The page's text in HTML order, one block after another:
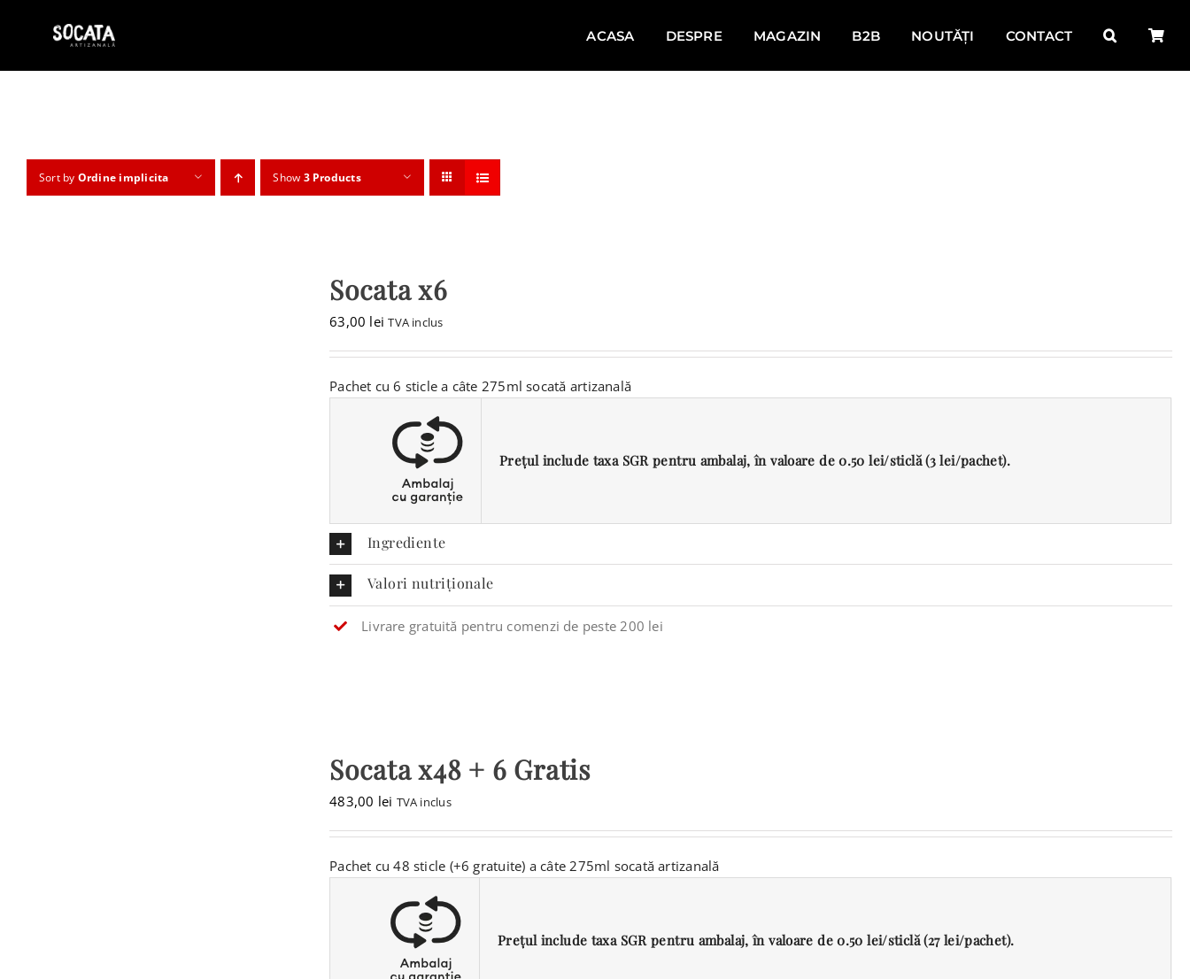
ACASA DESPRE MAGAZIN B2B NOUTĂȚI CONTACT
Sort by Ordine implicita Show 3 Products
Socata x6
63,00 lei TVA inclus
Pachet cu 6 sticle a câte 275ml socată artizanală
Prețul include taxa SGR pentru ambalaj, în valoare de 0.50 lei/sticlă (3 lei/pachet).
Ingrediente
Valori nutriționale
Livrare gratuită pentru comenzi de peste 200 lei
Socata x48 + 6 Gratis
483,00 lei TVA inclus
Pachet cu 48 sticle (+6 gratuite) a câte 275ml socată artizanală
Prețul include taxa SGR pentru ambalaj, în valoare de 0.50 lei/sticlă (27 lei/pachet).